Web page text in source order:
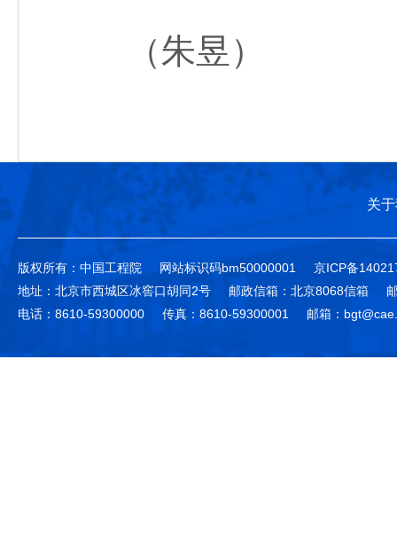
（朱昱）
关
版权所有：中国工程院 网站标识码bm50000001
京ICP备
地址：北京市西城区冰窖口胡同2号
邮政信箱：北京8068信箱
电话：8610-59300000
传真：8610-59300001 邮箱：